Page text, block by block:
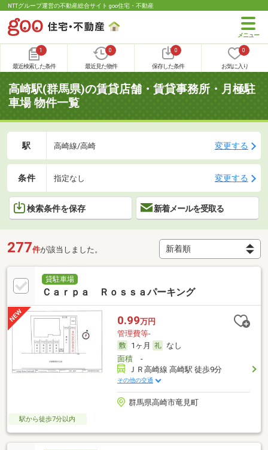
NTTグループ運営の不動産総合サイト goo住宅・不動産
1
最近検索した条件
0
最近見た物件
0
保存した条件
0
お気に入り
高崎駅(群馬県)の賃貸店舗・賃貸事務所・月極駐
車場 物件一覧
駅 高崎線/高崎 変更する
条件 指定なし 変更する
検索条件を保存 新着メールを受取る
277件が該当しました。
貸駐車場
Ｃａｒｐａ Ｒｏｓｓａパーキング
0.99万円
管理費等-
1ヶ月
なし
面積-
ＪＲ高崎線 高崎駅 徒歩9分
その他の交通
群馬県高崎市竜見町
駅から徒歩7分以内